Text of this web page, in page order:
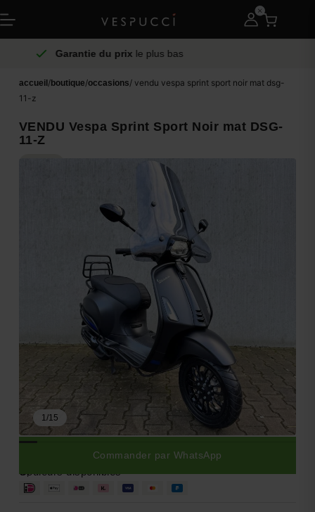
accueil /boutique/occasions/ vendu vespa sprint sport noir mat dsg-
11-z
VENDU Vespa Sprint Sport Noir mat DSG-
11-Z
1/15
0,-
Couleurs disponibles
Commander par WhatsApp